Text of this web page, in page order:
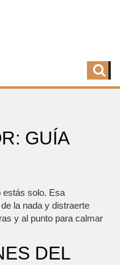
GUÍA
estás solo. Esa
la nada y distraerte
y al punto para calmar
DEL